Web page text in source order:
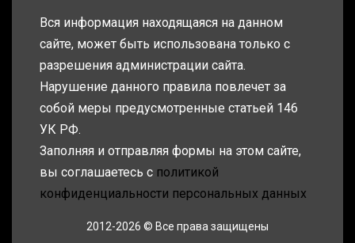
Вся информация находящаяся на данном
сайте, может быть использована только с
разрешения администрации сайта.
Нарушение данного правила повлечет за
собой меры предусмотренные статьей 146
УК РФ.
Заполняя и отправляя формы на этом сайте,
вы соглашаетесь с политикой
конфиденциальности персональных данных
2012-2026 © Все права защищены